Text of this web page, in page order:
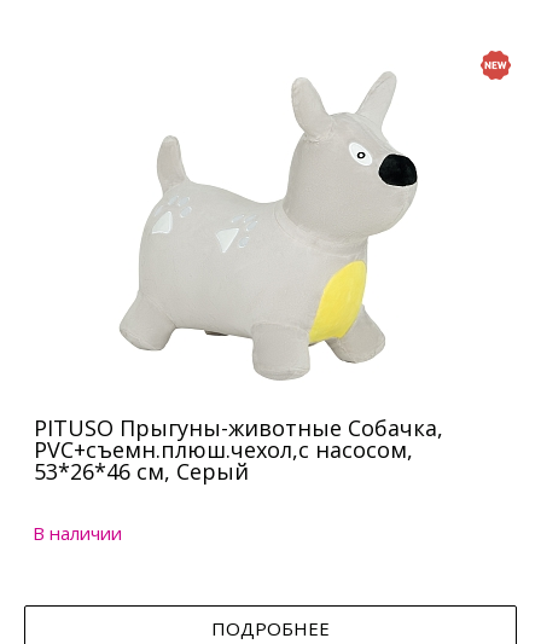
PITUSO Прыгуны-животные Собачка,
PVC+съемн.плюш.чехол,с насосом,
53*26*46 см, Серый
В наличии
ПОДРОБНЕЕ